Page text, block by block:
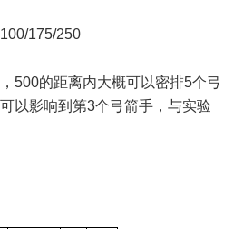
100/175/250
500的距离内大概可以密排5个弓
以影响到第3个弓箭手，与实验